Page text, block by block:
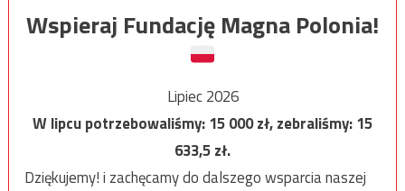
Wspieraj Fundację Magna Polonia!
Lipiec 2026
W lipcu potrzebowaliśmy:15 000zł, zebraliśmy:15
633,5zł.
Dziękujemy! i zachęcamy do dalszego wsparcia naszej